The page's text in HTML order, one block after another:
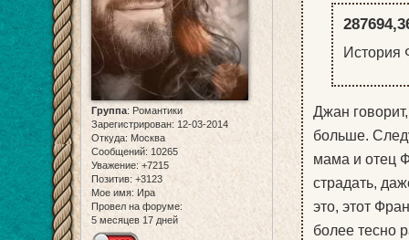
Группа: Романтики
Зарегистрирован: 12-03-2014
Откуда: Москва
Сообщений: 10265
Уважение: +7215
Позитив: +3123
Мое имя: Ира
Провел на форуме:
5 месяцев 17 дней
История
Джан
больше.
мама и отец
страдать,
это, этот
более тесно